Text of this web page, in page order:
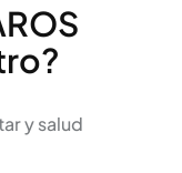
y salud